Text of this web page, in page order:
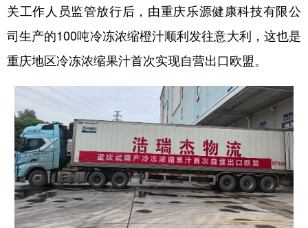
关工作人员监管放行后，由重庆乐源健康科技有限公
司生产的100吨冷冻浓缩橙汁顺利发往意大利，这也是
重庆地区冷冻浓缩果汁首次实现自营出口欧盟。